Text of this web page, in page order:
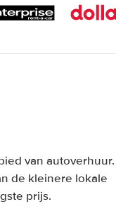
van autoverhuur.
de kleinere lokale
prijs.